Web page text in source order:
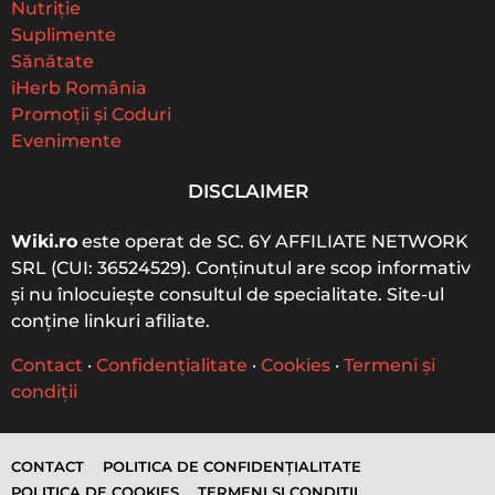
f
o
:
Nutriție
Suplimente
Sănătate
iHerb România
Promoții și Coduri
Evenimente
DISCLAIMER
Wiki.ro este operat de SC. 6Y AFFILIATE NETWORK
SRL (CUI: 36524529). Conținutul are scop informativ
și nu înlocuiește consultul de specialitate. Site-ul
conține linkuri afiliate.
Contact · Confidențialitate · Cookies · Termeni și
condiții
CONTACT
POLITICA DE CONFIDENȚIALITATE
POLITICA DE COOKIES
TERMENI ȘI CONDIȚII